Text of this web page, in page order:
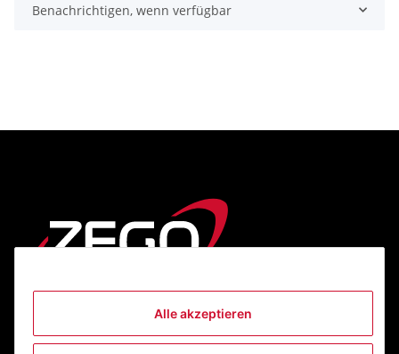
Alle akzeptieren
Benachrichtigen, wenn verfügbar
Informationen